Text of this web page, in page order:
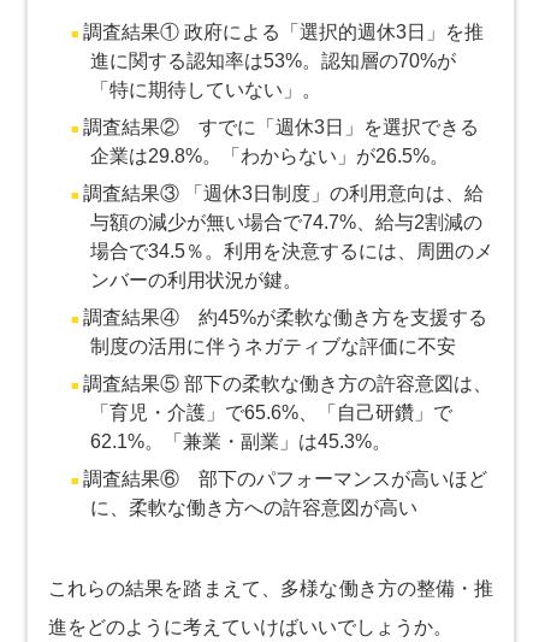
調査結果① 政府による「選択的週休3日」を推
進に関する認知率は53%。認知層の70%が
「特に期待していない」。
調査結果② すでに「週休3日」を選択できる
企業は29.8%。「わからない」が26.5%。
調査結果③ 「週休3日制度」の利用意向は、給
与額の減少が無い場合で74.7%、給与2割減の
場合で34.5％。利用を決意するには、周囲のメ
ンバーの利用状況が鍵。
調査結果④ 約45%が柔軟な働き方を支援する
制度の活用に伴うネガティブな評価に不安
調査結果⑤ 部下の柔軟な働き方の許容意図は、
「育児・介護」で65.6%、「自己研鑽」で
62.1%。「兼業・副業」は45.3%。
調査結果⑥ 部下のパフォーマンスが高いほど
に、柔軟な働き方への許容意図が高い
これらの結果を踏まえて、多様な働き方の整備・推
進をどのように考えていけばいいでしょうか。